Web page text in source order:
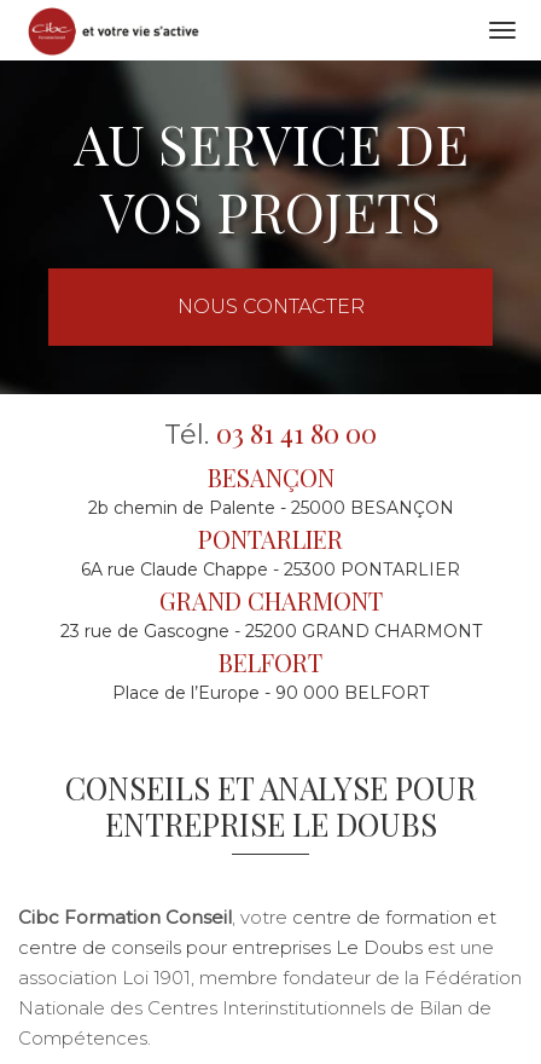
AU SERVICE DE
VOS PROJETS
NOUS CONTACTER
Tél. 03 81 41 80 00
BESANÇON
2b chemin de Palente - 25000 BESANÇON
PONTARLIER
6A rue Claude Chappe - 25300 PONTARLIER
GRAND CHARMONT
23 rue de Gascogne - 25200 GRAND CHARMONT
BELFORT
Place de l’Europe - 90 000 BELFORT
CONSEILS ET ANALYSE POUR
ENTREPRISE LE DOUBS
Cibc Formation Conseil, votre centre de formation et
centre de conseils pour entreprises Le Doubs est une
association Loi 1901, membre fondateur de la Fédération
Nationale des Centres Interinstitutionnels de Bilan de
Compétences.